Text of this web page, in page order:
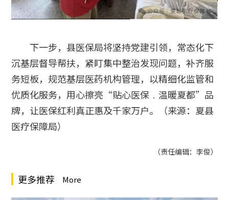
下一步，县医保局将坚持党建引领，常态化下
沉基层督导帮扶，紧盯集中整治发现问题，补齐服
务短板，规范基层医药机构管理，以精细化监管和
优质化服务，用心擦亮“贴心医保﹒温暖夏都”品
牌，让医保红利真正惠及千家万户。（来源：夏县
医疗保障局）
（责任编辑：李俊）
更多推荐 More